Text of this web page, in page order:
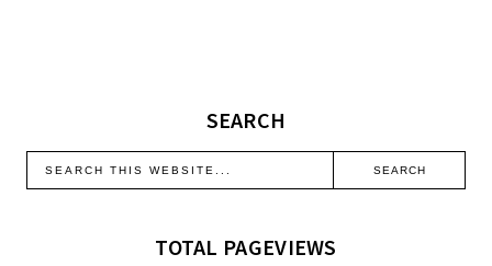
SEARCH
TOTAL PAGEVIEWS